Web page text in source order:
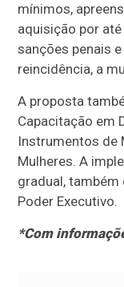
mínimos,
aquisição por
sanções penais
reincidência, a
A proposta
Capacitação em
Instrumentos de
Mulheres. A
gradual,
Poder Executivo.
*Com